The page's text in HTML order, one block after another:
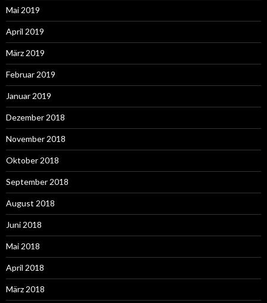
Mai 2019
April 2019
März 2019
Februar 2019
Januar 2019
Dezember 2018
November 2018
Oktober 2018
September 2018
August 2018
Juni 2018
Mai 2018
April 2018
März 2018